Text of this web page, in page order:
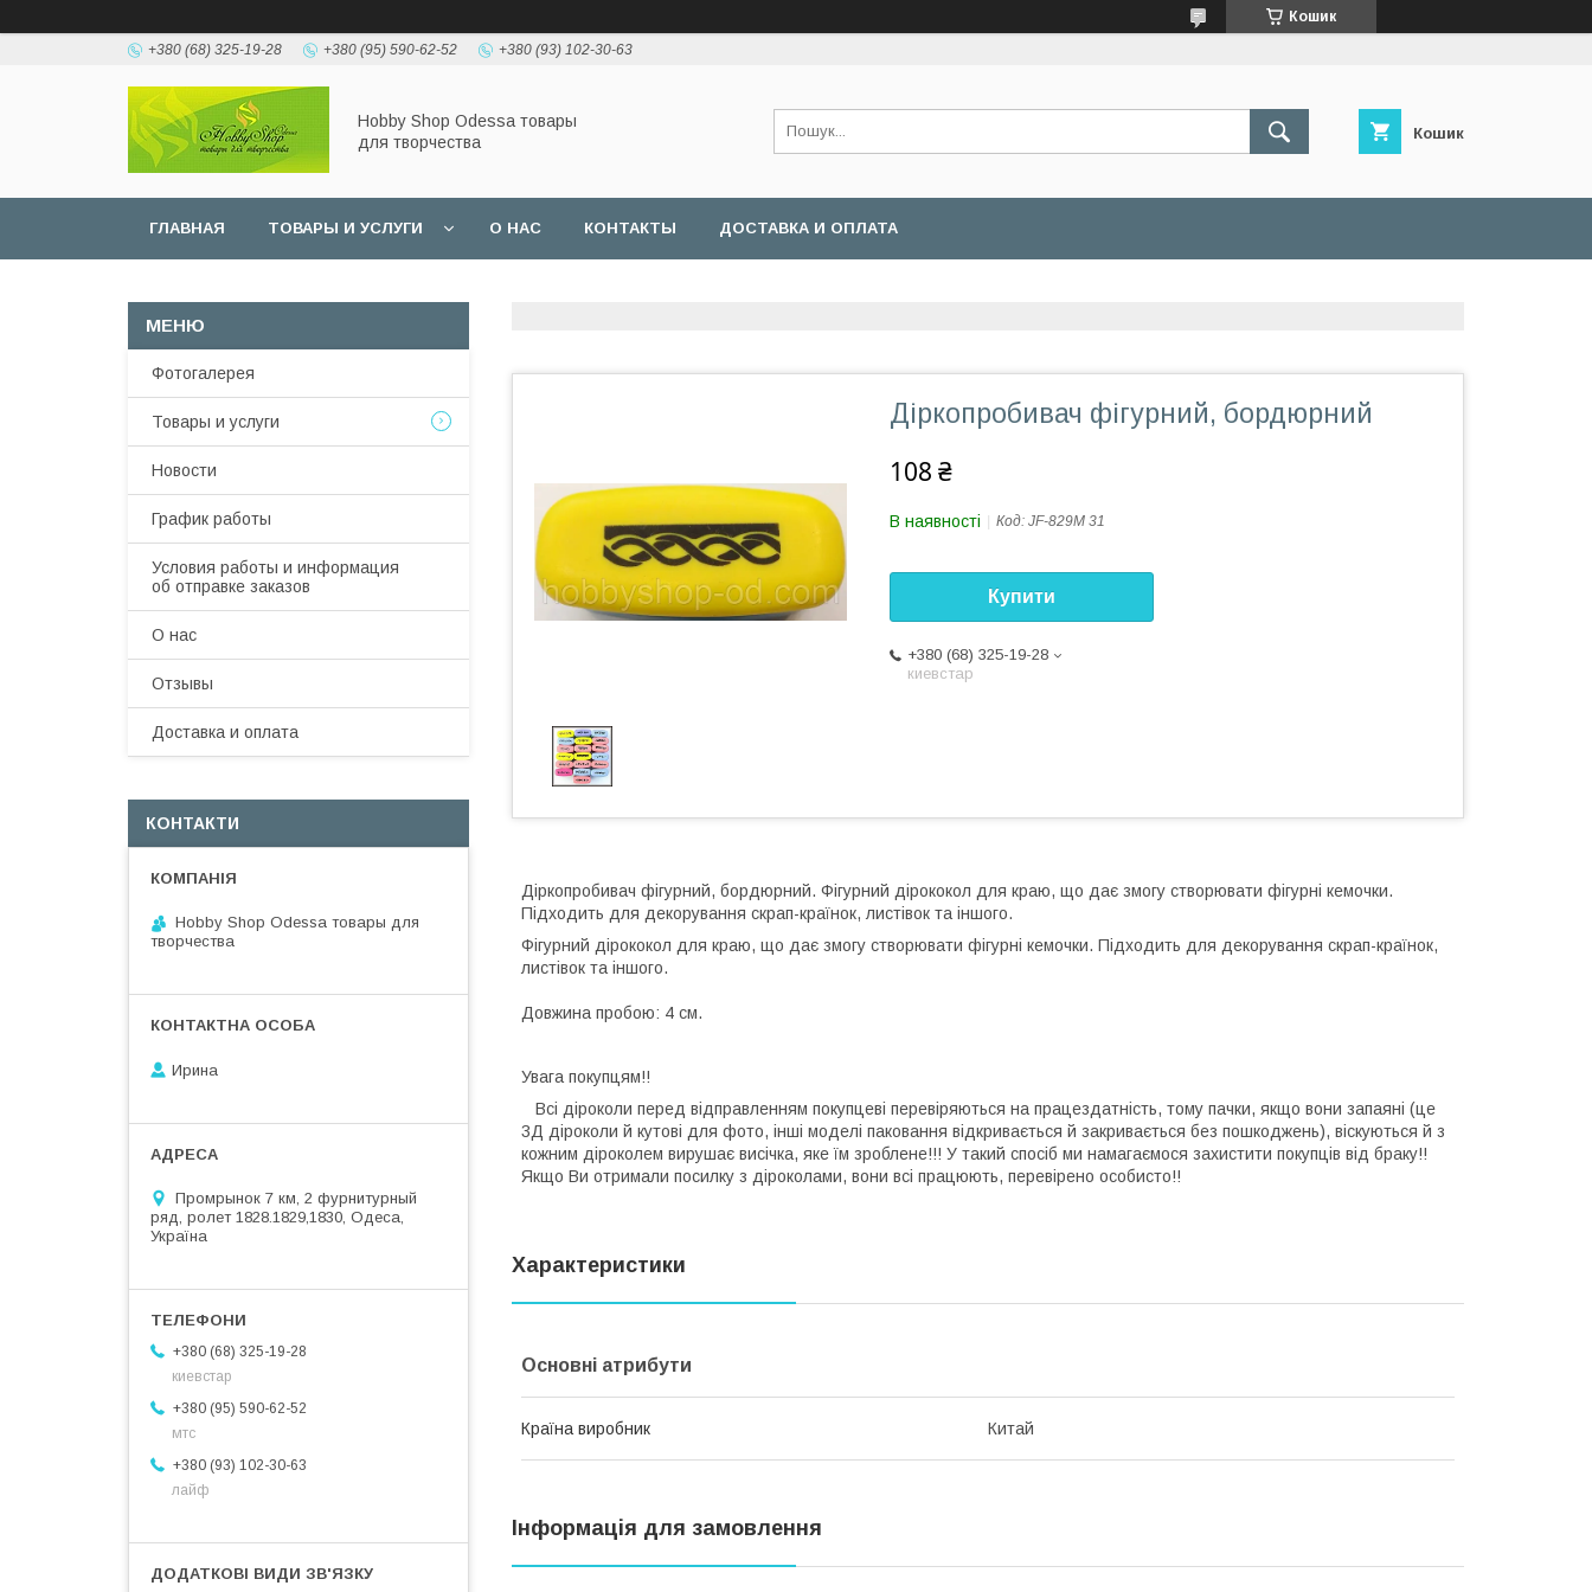
Кошик
+380 (68) 325-19-28 +380 (95) 590-62-52 +380 (93) 102-30-63
Hobbу Shop Odessa товары
для творчества
Кошик
ГЛАВНАЯ ТОВАРЫ И УСЛУГИ О НАС КОНТАКТЫ ДОСТАВКА И ОПЛАТА
Діркопробивач фігурний, бордюрний
108 ₴
В наявності Код: JF-829M 31
Купити
+380 (68) 325-19-28
киевстар
Діркопробивач фігурний, бордюрний. Фігурний дірококол для краю, що дає змогу створювати фігурні кемочки.
Підходить для декорування скрап-країнок, листівок та іншого.
Фігурний дірококол для краю, що дає змогу створювати фігурні кемочки. Підходить для декорування скрап-країнок,
листівок та іншого.
Довжина пробою: 4 см.
Увага покупцям!!
Всі діроколи перед відправленням покупцеві перевіряються на працездатність, тому пачки, якщо вони запаяні (це
3Д діроколи й кутові для фото, інші моделі паковання відкривається й закривається без пошкоджень), віскуються й з
кожним діроколем вирушає висічка, яке їм зроблене!!! У такий спосіб ми намагаємося захистити покупців від браку!!
Якщо Ви отримали посилку з діроколами, вони всі працюють, перевірено особисто!!
Характеристики
Основні атрибути
Країна виробник Китай
Інформація для замовлення
Фотогалерея
Товары и услуги
Новости
График работы
Условия работы и информация
об отправке заказов
О нас
Отзывы
Доставка и оплата
КОНТАКТИ
Hobby Shop Odessa товары для
творчества
Ирина
Промрынок 7 км, 2 фурнитурный
ряд, ролет 1828.1829,1830, Одеса,
Україна
+380 (68) 325-19-28
киевстар
+380 (95) 590-62-52
мтс
+380 (93) 102-30-63
лайф